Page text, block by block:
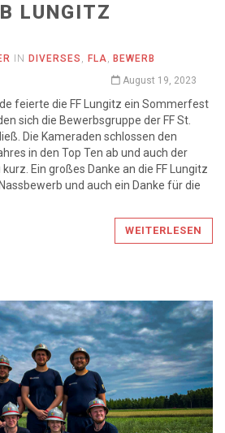
LUNGITZ
IN DIVERSES , FLA, BEWERB
August 19, 2023
feierte die FF Lungitz ein Sommerfest
sich die Bewerbsgruppe der FF St.
Die Kameraden schlossen den
in den Top Ten ab und auch der
Ein großes Danke an die FF Lungitz
und auch ein Danke für die
WEITERLESEN